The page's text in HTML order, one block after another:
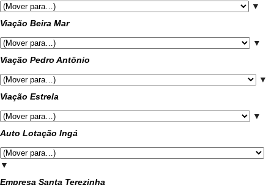
▼
Viação Beira Mar
▼
Viação Pedro Antônio
▼
Viação Estrela
▼
Auto Lotação Ingá
▼
Empresa Santa Terezinha